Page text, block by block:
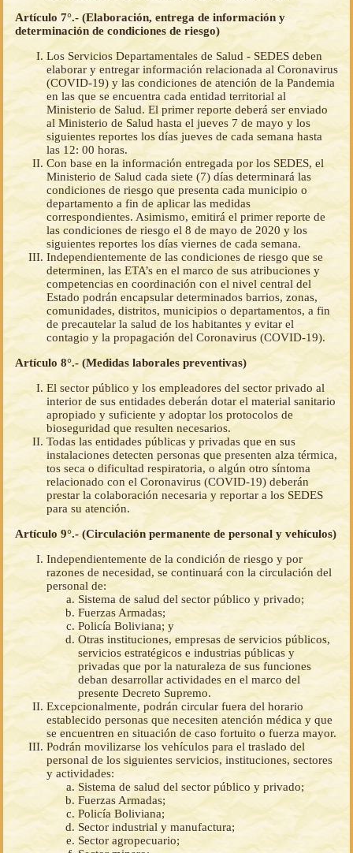
Artículo 7°.- (Elaboración, entrega de información y
determinación de condiciones de riesgo)
Los Servicios Departamentales de Salud - SEDES deben
elaborar y entregar información relacionada al Coronavirus
(COVID-19) y las condiciones de atención de la Pandemia
en las que se encuentra cada entidad territorial al
Ministerio de Salud. El primer reporte deberá ser enviado
al Ministerio de Salud hasta el jueves 7 de mayo y los
siguientes reportes los días jueves de cada semana hasta
las 12: 00 horas.
Con base en la información entregada por los SEDES, el
Ministerio de Salud cada siete (7) días determinará las
condiciones de riesgo que presenta cada municipio o
departamento a fin de aplicar las medidas
correspondientes. Asimismo, emitirá el primer reporte de
las condiciones de riesgo el 8 de mayo de 2020 y los
siguientes reportes los días viernes de cada semana.
Independientemente de las condiciones de riesgo que se
determinen, las ETA’s en el marco de sus atribuciones y
competencias en coordinación con el nivel central del
Estado podrán encapsular determinados barrios, zonas,
comunidades, distritos, municipios o departamentos, a fin
de precautelar la salud de los habitantes y evitar el
contagio y la propagación del Coronavirus (COVID-19).
Artículo 8°.- (Medidas laborales preventivas)
El sector público y los empleadores del sector privado al
interior de sus entidades deberán dotar el material sanitario
apropiado y suficiente y adoptar los protocolos de
bioseguridad que resulten necesarios.
Todas las entidades públicas y privadas que en sus
instalaciones detecten personas que presenten alza térmica,
tos seca o dificultad respiratoria, o algún otro síntoma
relacionado con el Coronavirus (COVID-19) deberán
prestar la colaboración necesaria y reportar a los SEDES
para su atención.
Artículo 9°.- (Circulación permanente de personal y vehículos)
Independientemente de la condición de riesgo y por
razones de necesidad, se continuará con la circulación del
personal de:
Sistema de salud del sector público y privado;
Fuerzas Armadas;
Policía Boliviana; y
Otras instituciones, empresas de servicios públicos,
servicios estratégicos e industrias públicas y
privadas que por la naturaleza de sus funciones
deban desarrollar actividades en el marco del
presente Decreto Supremo.
Excepcionalmente, podrán circular fuera del horario
establecido personas que necesiten atención médica y que
se encuentren en situación de caso fortuito o fuerza mayor.
Podrán movilizarse los vehículos para el traslado del
personal de los siguientes servicios, instituciones, sectores
y actividades:
Sistema de salud del sector público y privado;
Fuerzas Armadas;
Policía Boliviana;
Sector industrial y manufactura;
Sector agropecuario;